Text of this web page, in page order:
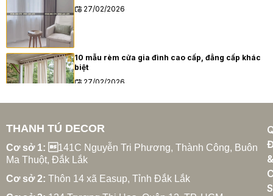
27/02/2026
10 mẫu rèm cửa gia đình cao cấp, đẳng cấp khác
biệt
27/02/2026
Xu hướng rèm cửa gia đình hiện đại năm 2025
27/02/2026
THANH TÚ DECOR
Cơ sở 1: 141C Nguyễn Tri Phương, Thành Công, Buôn
Ma Thuột, Đắk Lắk
Cơ sở 2: Thôn 14 xã Easup, Tỉnh Đắk Lắk
&